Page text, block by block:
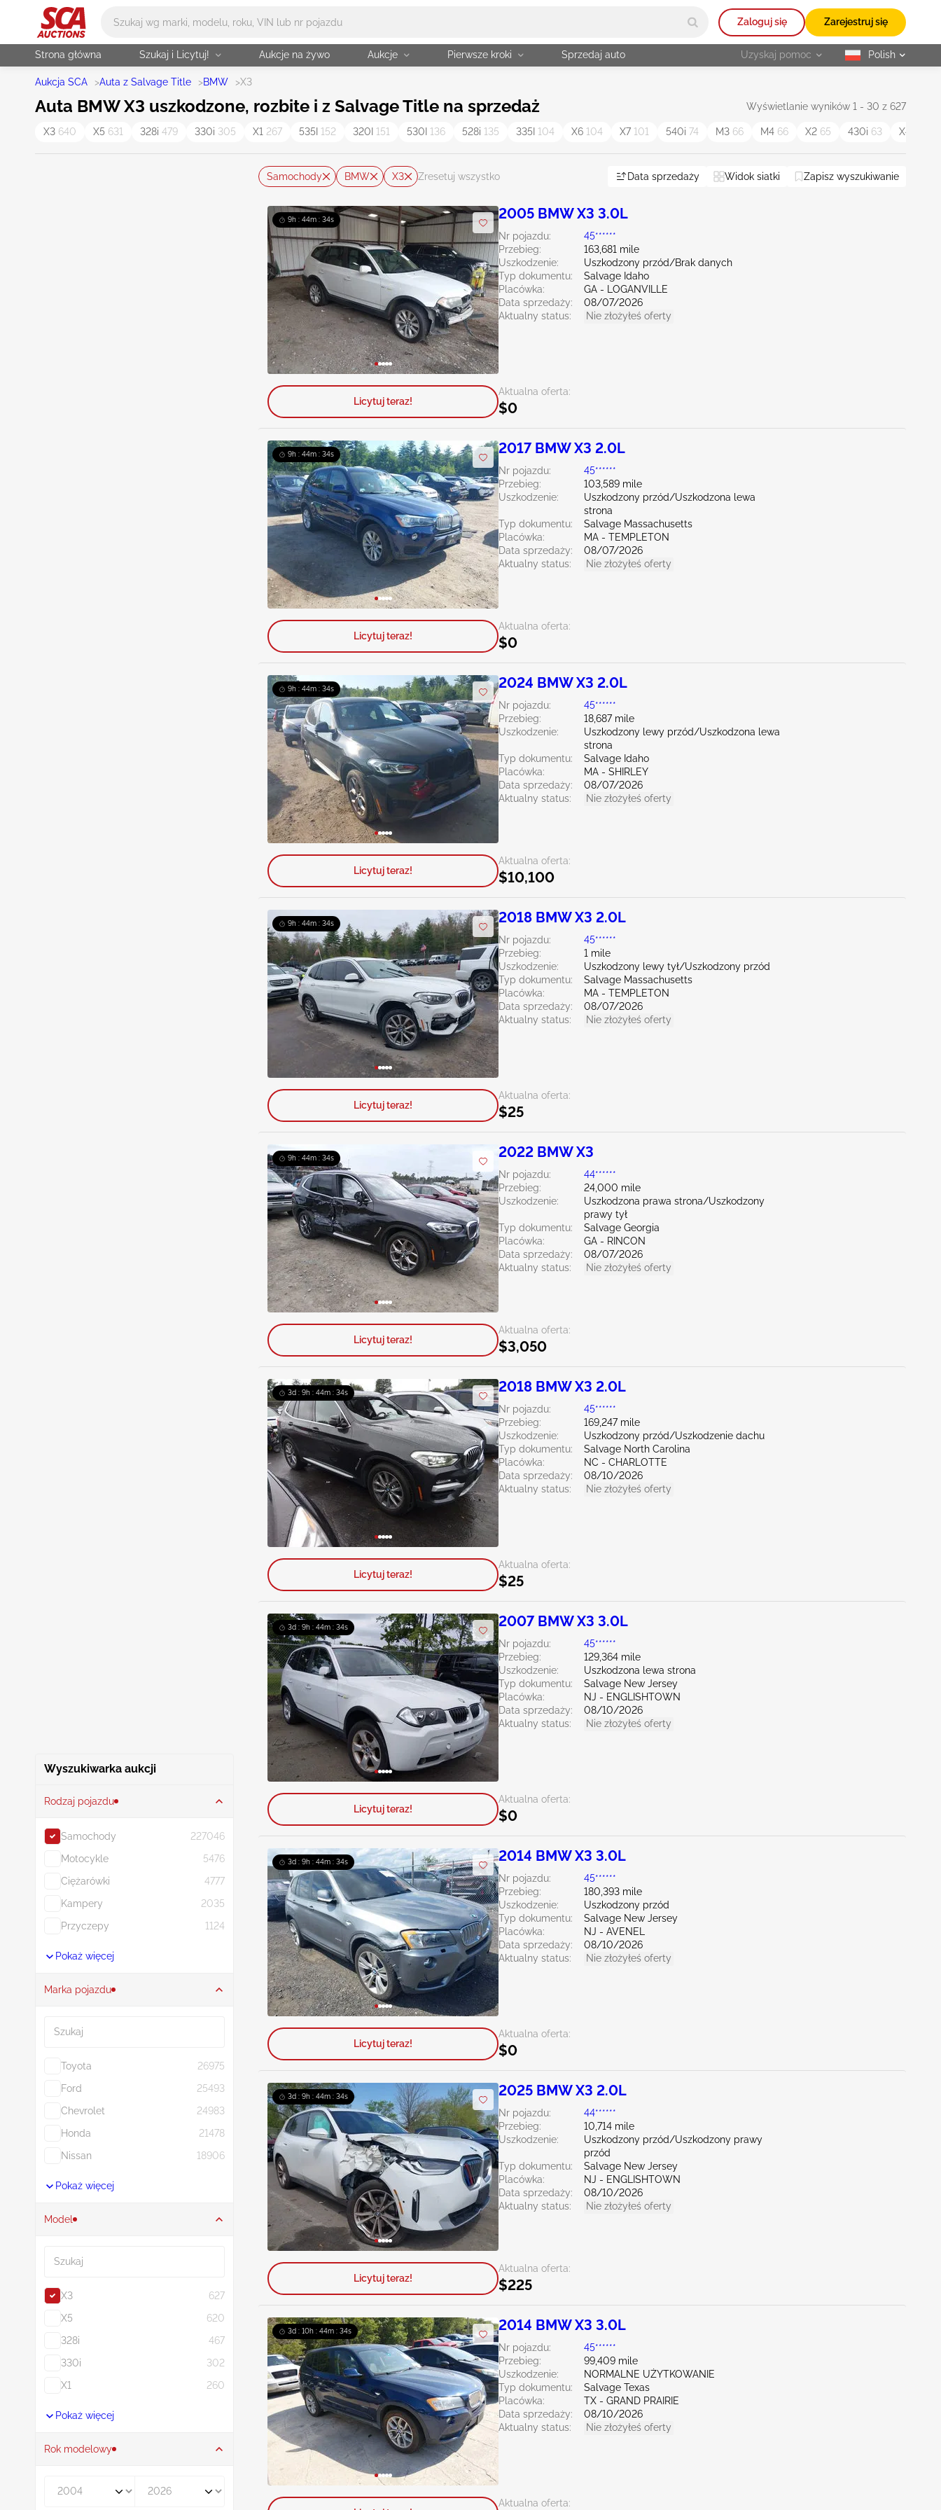
Zaloguj się Zarejestruj się
Strona główna Szukaj i Licytuj! Aukcje na żywo Aukcje Pierwsze kroki Sprzedaj auto Uzyskaj pomoc selected
Polish
Aukcja SCA >Auta z Salvage Title >BMW >X3
Auta BMW X3 uszkodzone, rozbite i z Salvage Title na sprzedaż Wyświetlanie wyników 1 - 30 z 627
X3 640 X5 631 328i 479 330i 305 X1 267 535I 152 320I 151 530I 136 528i 135 335I 104 X6 104 X7 101 540i 74 M3 66 M4 66 X2 65 430i 63 X4
Wyszukiwarka aukcji
Rodzaj pojazdu
Samochody
227046
Motocykle
5476
Ciężarówki
4777
Kampery
2035
Przyczepy
1124
Pokaż więcej
Marka pojazdu
Toyota
26975
Ford
25493
Chevrolet
24983
Honda
21478
Nissan
18906
Pokaż więcej
Model
X3
627
X5
620
328i
467
330i
302
X1
260
Pokaż więcej
Rok modelowy
Samochody BMW X3 Zresetuj wszystko Data sprzedaży Widok siatki Zapisz wyszukiwanie
9h : 44m : 33s 2005 BMW X3 3.0L
Nr pojazdu:
45******
Przebieg:
163,681 mile
Uszkodzenie:
Uszkodzony przód/Brak danych
Typ dokumentu:
Salvage Idaho
Placówka:
GA - LOGANVILLE
Data sprzedaży:
08/07/2026
Aktualny status:
Nie złożyłeś oferty
Aktualna oferta:
$0
Licytuj teraz!
9h : 44m : 33s 2017 BMW X3 2.0L
Nr pojazdu:
45******
Przebieg:
103,589 mile
Uszkodzenie:
Uszkodzony przód/Uszkodzona lewa
strona
Typ dokumentu:
Salvage Massachusetts
Placówka:
MA - TEMPLETON
Data sprzedaży:
08/07/2026
Aktualny status:
Nie złożyłeś oferty
Aktualna oferta:
$0
Licytuj teraz!
9h : 44m : 33s 2024 BMW X3 2.0L
Nr pojazdu:
45******
Przebieg:
18,687 mile
Uszkodzenie:
Uszkodzony lewy przód/Uszkodzona lewa
strona
Typ dokumentu:
Salvage Idaho
Placówka:
MA - SHIRLEY
Data sprzedaży:
08/07/2026
Aktualny status:
Nie złożyłeś oferty
Aktualna oferta:
$10,100
Licytuj teraz!
9h : 44m : 33s 2018 BMW X3 2.0L
Nr pojazdu:
45******
Przebieg:
1 mile
Uszkodzenie:
Uszkodzony lewy tył/Uszkodzony przód
Typ dokumentu:
Salvage Massachusetts
Placówka:
MA - TEMPLETON
Data sprzedaży:
08/07/2026
Aktualny status:
Nie złożyłeś oferty
Aktualna oferta:
$25
Licytuj teraz!
9h : 44m : 33s 2022 BMW X3
Nr pojazdu:
44******
Przebieg:
24,000 mile
Uszkodzenie:
Uszkodzona prawa strona/Uszkodzony
prawy tył
Typ dokumentu:
Salvage Georgia
Placówka:
GA - RINCON
Data sprzedaży:
08/07/2026
Aktualny status:
Nie złożyłeś oferty
Aktualna oferta:
$3,050
Licytuj teraz!
3d : 9h : 44m : 33s 2018 BMW X3 2.0L
Nr pojazdu:
45******
Przebieg:
169,247 mile
Uszkodzenie:
Uszkodzony przód/Uszkodzenie dachu
Typ dokumentu:
Salvage North Carolina
Placówka:
NC - CHARLOTTE
Data sprzedaży:
08/10/2026
Aktualny status:
Nie złożyłeś oferty
Aktualna oferta:
$25
Licytuj teraz!
3d : 9h : 44m : 33s 2007 BMW X3 3.0L
Nr pojazdu:
45******
Przebieg:
129,364 mile
Uszkodzenie:
Uszkodzona lewa strona
Typ dokumentu:
Salvage New Jersey
Placówka:
NJ - ENGLISHTOWN
Data sprzedaży:
08/10/2026
Aktualny status:
Nie złożyłeś oferty
Aktualna oferta:
$0
Licytuj teraz!
3d : 9h : 44m : 33s 2014 BMW X3 3.0L
Nr pojazdu:
45******
Przebieg:
180,393 mile
Uszkodzenie:
Uszkodzony przód
Typ dokumentu:
Salvage New Jersey
Placówka:
NJ - AVENEL
Data sprzedaży:
08/10/2026
Aktualny status:
Nie złożyłeś oferty
Aktualna oferta:
$0
Licytuj teraz!
3d : 9h : 44m : 33s 2025 BMW X3 2.0L
Nr pojazdu:
44******
Przebieg:
10,714 mile
Uszkodzenie:
Uszkodzony przód/Uszkodzony prawy
przód
Typ dokumentu:
Salvage New Jersey
Placówka:
NJ - ENGLISHTOWN
Data sprzedaży:
08/10/2026
Aktualny status:
Nie złożyłeś oferty
Aktualna oferta:
$225
Licytuj teraz!
3d : 10h : 44m : 33s 2014 BMW X3 3.0L
Nr pojazdu:
45******
Przebieg:
99,409 mile
Uszkodzenie:
NORMALNE UŻYTKOWANIE
Typ dokumentu:
Salvage Texas
Placówka:
TX - GRAND PRAIRIE
Data sprzedaży:
08/10/2026
Aktualny status:
Nie złożyłeś oferty
Aktualna oferta: